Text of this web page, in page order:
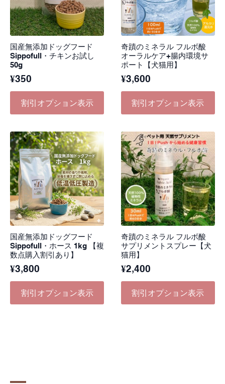
国産無添加ドッグフード
Sippofull・チキンお試し
50g
¥350
割引オプション表示
奇蹟のミネラル フルボ酸
オーラルケア+腸内環境サ
ポート【犬猫用】
¥3,600
割引オプション表示
国産無添加ドッグフード
Sippofull・ホース 1kg 【複
数点購入割引あり】
¥3,800
割引オプション表示
奇蹟のミネラル フルボ酸
サプリメントスプレー【犬
猫用】
¥2,400
割引オプション表示